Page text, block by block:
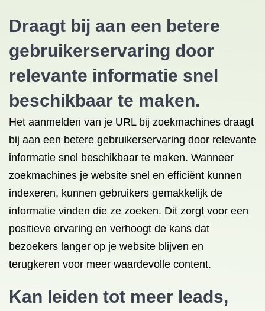
Draagt bij aan een betere
gebruikerservaring door
relevante informatie snel
beschikbaar te maken.
Het aanmelden van je URL bij zoekmachines draagt
bij aan een betere gebruikerservaring door relevante
informatie snel beschikbaar te maken. Wanneer
zoekmachines je website snel en efficiënt kunnen
indexeren, kunnen gebruikers gemakkelijk de
informatie vinden die ze zoeken. Dit zorgt voor een
positieve ervaring en verhoogt de kans dat
bezoekers langer op je website blijven en
terugkeren voor meer waardevolle content.
Kan leiden tot meer leads,